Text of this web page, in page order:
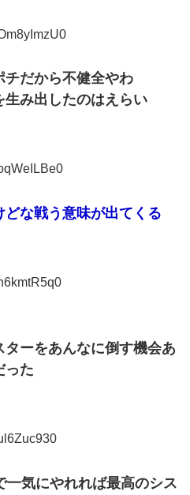
だから不健全やわ
生み出したのはえらい
な戦う意味が出てくる
ーをあんなに倒す機会あ
った
一気にやれれば最高のシス